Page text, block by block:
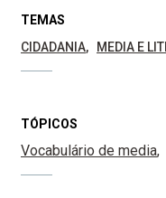
TEMAS
CIDADANIA
MEDIA E
TÓPICOS
Vocabulário de media